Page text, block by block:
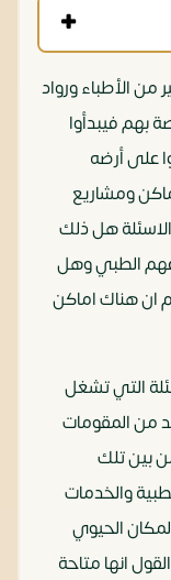
الأطباء ورواد
بهم فيبدأوا
على أرضه
ومشاريع
هل ذلك
الطبي وهل
ان هناك اماكن
التي تشغل
من المقومات
بين تلك
والخدمات
الحيوي
انها متاحة